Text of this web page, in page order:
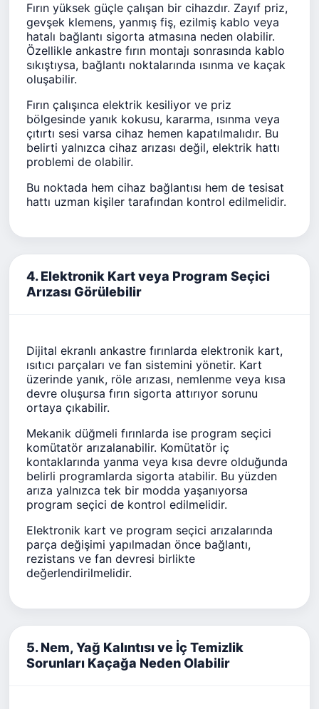
Fırın yüksek güçle çalışan bir cihazdır. Zayıf priz,
gevşek klemens, yanmış fiş, ezilmiş kablo veya
hatalı bağlantı sigorta atmasına neden olabilir.
Özellikle ankastre fırın montajı sonrasında kablo
sıkıştıysa, bağlantı noktalarında ısınma ve kaçak
oluşabilir.
Fırın çalışınca elektrik kesiliyor ve priz
bölgesinde yanık kokusu, kararma, ısınma veya
çıtırtı sesi varsa cihaz hemen kapatılmalıdır. Bu
belirti yalnızca cihaz arızası değil, elektrik hattı
problemi de olabilir.
Bu noktada hem cihaz bağlantısı hem de tesisat
hattı uzman kişiler tarafından kontrol edilmelidir.
4. Elektronik Kart veya Program Seçici
Arızası Görülebilir
Dijital ekranlı ankastre fırınlarda elektronik kart,
ısıtıcı parçaları ve fan sistemini yönetir. Kart
üzerinde yanık, röle arızası, nemlenme veya kısa
devre oluşursa fırın sigorta attırıyor sorunu
ortaya çıkabilir.
Mekanik düğmeli fırınlarda ise program seçici
komütatör arızalanabilir. Komütatör iç
kontaklarında yanma veya kısa devre olduğunda
belirli programlarda sigorta atabilir. Bu yüzden
arıza yalnızca tek bir modda yaşanıyorsa
program seçici de kontrol edilmelidir.
Elektronik kart ve program seçici arızalarında
parça değişimi yapılmadan önce bağlantı,
rezistans ve fan devresi birlikte
değerlendirilmelidir.
5. Nem, Yağ Kalıntısı ve İç Temizlik
Sorunları Kaçağa Neden Olabilir